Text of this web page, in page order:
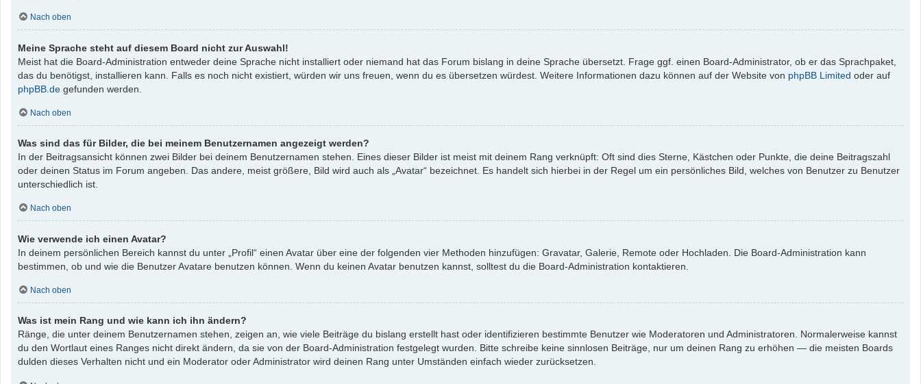
Nach oben
Meine Sprache steht auf diesem Board nicht zur Auswahl!
Meist hat die Board-Administration entweder deine Sprache nicht installiert oder niemand hat das Forum bislang in deine Sprache übersetzt. Frage ggf. einen Board-Administrator, ob er das Sprachpaket,
das du benötigst, installieren kann. Falls es noch nicht existiert, würden wir uns freuen, wenn du es übersetzen würdest. Weitere Informationen dazu können auf der Website von phpBB Limited oder auf
phpBB.de gefunden werden.
Nach oben
Was sind das für Bilder, die bei meinem Benutzernamen angezeigt werden?
In der Beitragsansicht können zwei Bilder bei deinem Benutzernamen stehen. Eines dieser Bilder ist meist mit deinem Rang verknüpft: Oft sind dies Sterne, Kästchen oder Punkte, die deine Beitragszahl
oder deinen Status im Forum angeben. Das andere, meist größere, Bild wird auch als „Avatar“ bezeichnet. Es handelt sich hierbei in der Regel um ein persönliches Bild, welches von Benutzer zu Benutzer
unterschiedlich ist.
Nach oben
Wie verwende ich einen Avatar?
In deinem persönlichen Bereich kannst du unter „Profil“ einen Avatar über eine der folgenden vier Methoden hinzufügen: Gravatar, Galerie, Remote oder Hochladen. Die Board-Administration kann
bestimmen, ob und wie die Benutzer Avatare benutzen können. Wenn du keinen Avatar benutzen kannst, solltest du die Board-Administration kontaktieren.
Nach oben
Was ist mein Rang und wie kann ich ihn ändern?
Ränge, die unter deinem Benutzernamen stehen, zeigen an, wie viele Beiträge du bislang erstellt hast oder identifizieren bestimmte Benutzer wie Moderatoren und Administratoren. Normalerweise kannst
du den Wortlaut eines Ranges nicht direkt ändern, da sie von der Board-Administration festgelegt wurden. Bitte schreibe keine sinnlosen Beiträge, nur um deinen Rang zu erhöhen — die meisten Boards
dulden dieses Verhalten nicht und ein Moderator oder Administrator wird deinen Rang unter Umständen einfach wieder zurücksetzen.